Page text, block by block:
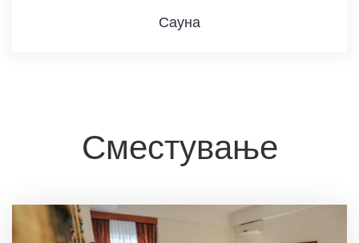
Сауна
Сместување